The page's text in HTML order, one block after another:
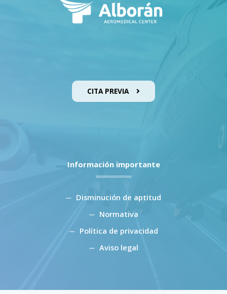
CITA PREVIA
Información importante
Disminución de aptitud
Normativa
Política de privacidad
Aviso legal